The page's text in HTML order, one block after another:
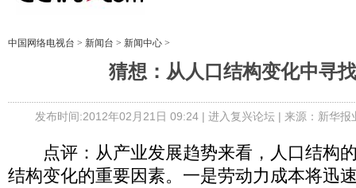
中国网络电视台 > 新闻台 > 新闻中心 >
猜想：从人口结构变化中寻
发布时间:2012年02月21日 09:24 | 进入复兴论坛 | 来源：新华
点评：从产业发展趋势来看，人口结构
结构变化的重要因素。一是劳动力成本将迅